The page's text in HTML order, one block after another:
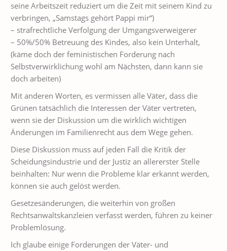
seine Arbeitszeit reduziert um die Zeit mit seinem Kind zu
verbringen, „Samstags gehört Pappi mir“)
– strafrechtliche Verfolgung der Umgangsverweigerer
– 50%/50% Betreuung des Kindes, also kein Unterhalt,
(käme doch der feministischen Forderung nach
Selbstverwirklichung wohl am Nächsten, dann kann sie
doch arbeiten)
Mit anderen Worten, es vermissen alle Väter, dass die
Grünen tatsächlich die Interessen der Väter vertreten,
wenn sie der Diskussion um die wirklich wichtigen
Änderungen im Familienrecht aus dem Wege gehen.
Diese Diskussion muss auf jeden Fall die Kritik der
Scheidungsindustrie und der Justiz an allererster Stelle
beinhalten: Nur wenn die Probleme klar erkannt werden,
können sie auch gelöst werden.
Gesetzesänderungen, die weiterhin von großen
Rechtsanwaltskanzleien verfasst werden, führen zu keiner
Problemlösung.
Ich glaube einige Forderungen der Väter- und